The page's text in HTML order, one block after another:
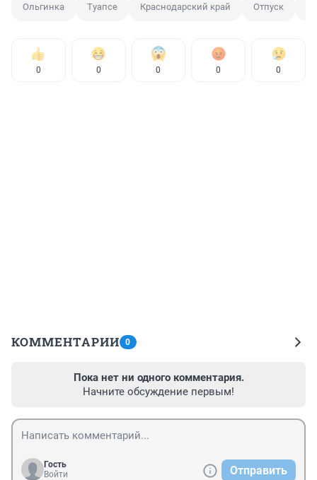
Ольгинка Туапсе Краснодарский край Отпуск
0 0 0 0 0
КОММЕНТАРИИ 0
Пока нет ни одного комментария.
Начните обсуждение первым!
Гость
Войти
Отправить